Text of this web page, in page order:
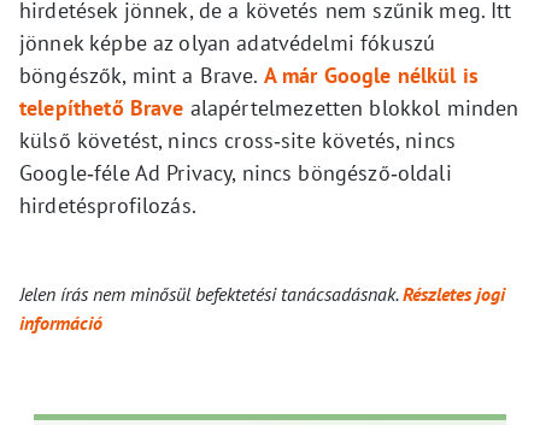
hirdetések jönnek, de a követés nem szűnik meg. Itt
jönnek képbe az olyan adatvédelmi fókuszú
böngészők, mint a Brave. A már Google nélkül is
telepíthető Brave alapértelmezetten blokkol minden
külső követést, nincs cross‑site követés, nincs
Google‑féle Ad Privacy, nincs böngésző‑oldali
hirdetésprofilozás.
Jelen írás nem minősül befektetési tanácsadásnak.Részletes jogi
információ